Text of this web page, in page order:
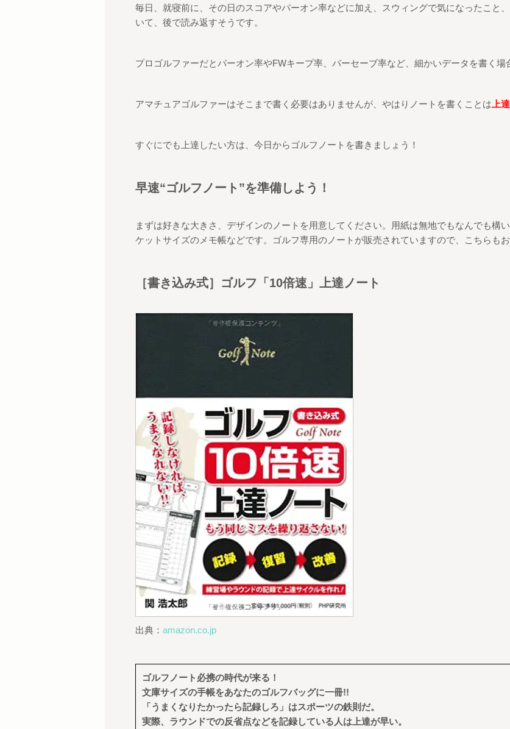
毎日、就寝前に、その日のスコアやパーオン率などに加え、
スウィングで気になったこと
いて、後で読み返すそうです。
プロゴルファーだとパーオン率やFWキープ率、パーセーブ率など、細かいデータを書く場
アマチュアゴルファーはそこまで書く必要はありませんが、やはりノートを書くことは 上
すぐにでも上達したい方は、今日からゴルフノートを書きましょう！
早速“ゴルフノート ”を準備しよう！
まずは好きな大きさ、デザインのノートを用意してください。用紙は無地でもなんでも構い
ケットサイズのメモ帳などです。
ゴルフ専用のノートが販売されていますので、こちらもお
［書き込み式］ゴルフ「10倍速」上達ノート
出典： amazon.co.jp
ゴルフノート必携の時代が来る！
文庫サイズの手帳をあなたのゴルフバッグに一冊!!
「うまくなりたかったら記録しろ」はスポーツの鉄則だ。
実際、ラウンドでの反省点などを記録している人は上達が早い。